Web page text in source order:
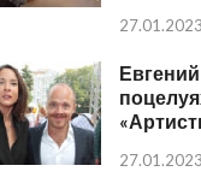
27.01.2023
27.01.2023